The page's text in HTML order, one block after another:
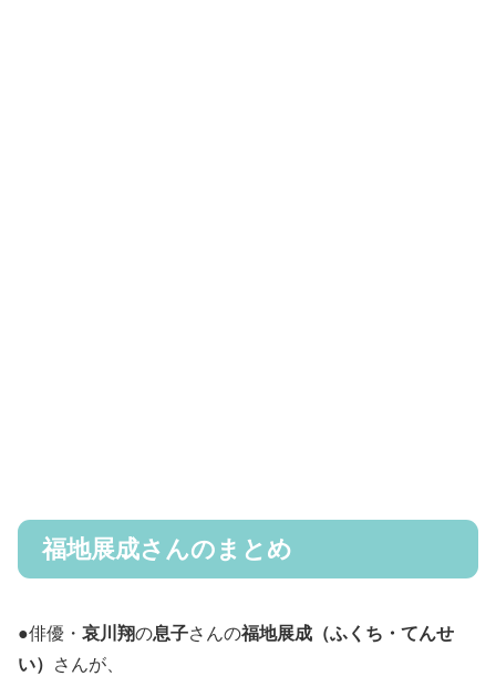
福地展成さんのまとめ
●俳優・ 哀川翔の息子さんの福地展成（ふくち・てんせ
い）
さんが、